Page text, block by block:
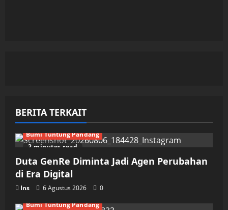
BERITA TERKAIT
2 minutes read
Bumi Tuntung Pandang
Duta GenRe Diminta Jadi Agen Perubahan
di Era Digital
Ins 6 Agustus 2026 0
Bumi Tuntung Pandang